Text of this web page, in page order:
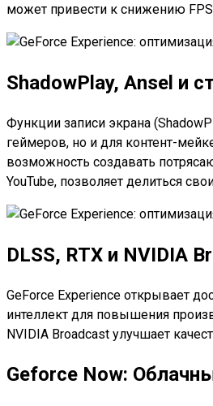
может привести к снижению
ShadowPlay, Ansel и
Функции записи экрана
геймеров, но и для контент-
возможность создавать
YouTube, позволяет делиться
DLSS, RTX и NVIDIA
GeForce Experience открывает
интеллект для повышения
NVIDIA Broadcast улучшает
Geforce Now: